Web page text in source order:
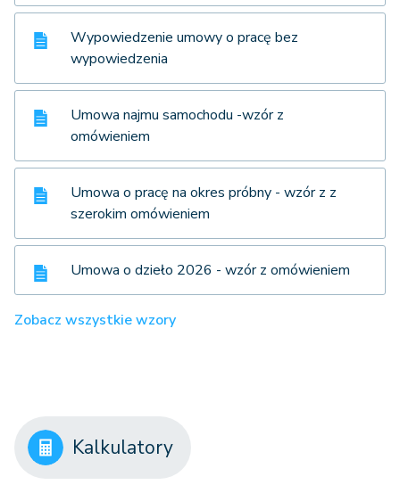
Wypowiedzenie umowy o pracę bez
wypowiedzenia
Umowa najmu samochodu -wzór z
omówieniem
Umowa o pracę na okres próbny - wzór z z
szerokim omówieniem
Umowa o dzieło 2026 - wzór z omówieniem
Zobacz wszystkie wzory
Kalkulatory